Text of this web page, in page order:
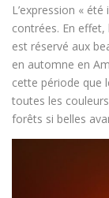
L’expression «
contrées. En effet,
est réservé aux
en automne en
cette période que
toutes les
forêts si belles